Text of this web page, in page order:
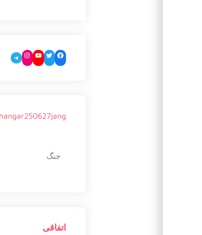
Facebook
Twitter
YouTube
Instagram
جنگ
اتفاقی